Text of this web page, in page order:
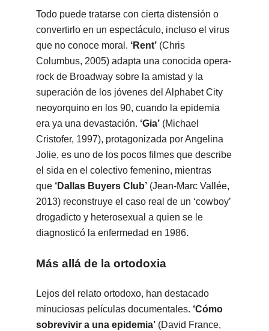
Todo puede tratarse con cierta distensión o
convertirlo en un espectáculo, incluso el virus
que no conoce moral. ‘Rent’ (Chris
Columbus, 2005) adapta una conocida opera-
rock de Broadway sobre la amistad y la
superación de los jóvenes del Alphabet City
neoyorquino en los 90, cuando la epidemia
era ya una devastación. ‘Gia’(Michael
Cristofer, 1997), protagonizada por Angelina
Jolie, es uno de los pocos filmes que describe
el sida en el colectivo femenino, mientras
que ‘Dallas Buyers Club’ (Jean-Marc Vallée,
2013) reconstruye el caso real de un ‘cowboy’
drogadicto y heterosexual a quien se le
diagnosticó la enfermedad en 1986.
Más allá de la ortodoxia
Lejos del relato ortodoxo, han destacado
minuciosas películas documentales. ‘Cómo
sobrevivir a una epidemia’ (David France,